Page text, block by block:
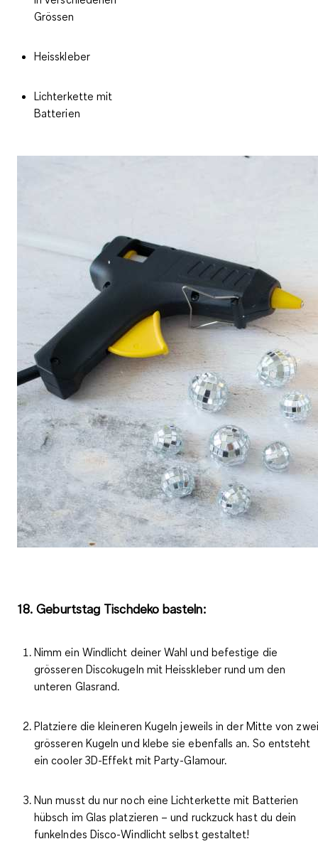
Grössen
Heisskleber
Lichterkette mit
Batterien
18. Geburtstag Tischdeko basteln:
Nimm ein Windlicht deiner Wahl und befestige die
grösseren Discokugeln mit Heisskleber rund um den
unteren Glasrand.
Platziere die kleineren Kugeln jeweils in der Mitte von zwei
grösseren Kugeln und klebe sie ebenfalls an. So entsteht
ein cooler 3D-Effekt mit Party-Glamour.
Nun musst du nur noch eine Lichterkette mit Batterien
hübsch im Glas platzieren – und ruckzuck hast du dein
funkelndes Disco-Windlicht selbst gestaltet!